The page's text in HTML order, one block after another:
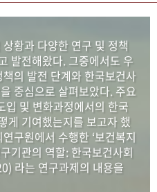
역사
연구자들
행정박물 영상 기록물
황과 다양한 연구 및 정책
발전해왔다. 그중에서도 우
의 발전 단계와 한국보건사
중심으로 살펴보았다. 주요
입 및 변화과정에서의 한국
게 기여했는지를 보고자 했
구원에서 수행한 ‘보건복지
기관의 역할: 한국보건사회
라는 연구과제의 내용을